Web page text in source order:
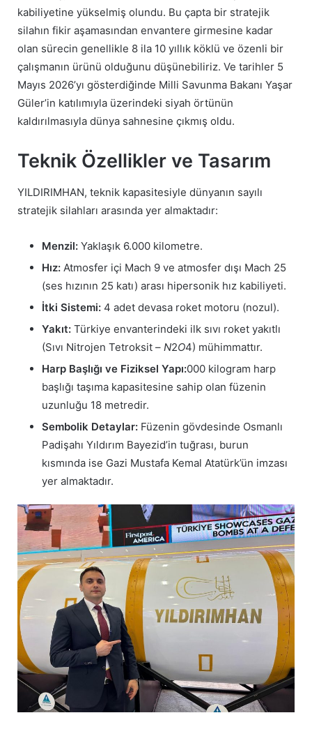
kabiliyetine yükselmiş olundu. Bu çapta bir stratejik
silahın fikir aşamasından envantere girmesine kadar
olan sürecin genellikle 8 ila 10 yıllık köklü ve özenli bir
çalışmanın ürünü olduğunu düşünebiliriz. Ve tarihler 5
Mayıs 2026’yı gösterdiğinde Milli Savunma Bakanı Yaşar
Güler’in katılımıyla üzerindeki siyah örtünün
kaldırılmasıyla dünya sahnesine çıkmış oldu.
Teknik Özellikler ve Tasarım
YILDIRIMHAN, teknik kapasitesiyle dünyanın sayılı
stratejik silahları arasında yer almaktadır:
Menzil: Yaklaşık 6.000 kilometre.
Hız: Atmosfer içi Mach 9 ve atmosfer dışı Mach 25
(ses hızının 25 katı) arası hipersonik hız kabiliyeti.
İtki Sistemi: 4 adet devasa roket motoru (nozul).
Yakıt: Türkiye envanterindeki ilk sıvı roket yakıtlı
(Sıvı Nitrojen Tetroksit – N2​O4​) mühimmattır.
Harp Başlığı ve Fiziksel Yapı:000 kilogram harp
başlığı taşıma kapasitesine sahip olan füzenin
uzunluğu 18 metredir.
Sembolik Detaylar: Füzenin gövdesinde Osmanlı
Padişahı Yıldırım Bayezid’in tuğrası, burun
kısmında ise Gazi Mustafa Kemal Atatürk’ün imzası
yer almaktadır.